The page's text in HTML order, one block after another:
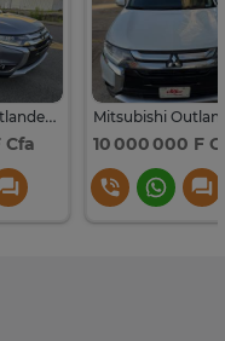
Mitsubishi Outlander 2018
Cfa 10 000 000 F